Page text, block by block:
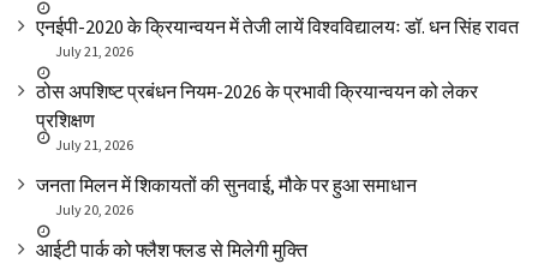
एनईपी-2020 के क्रियान्वयन में तेजी लायें विश्वविद्यालयः डॉ. धन सिंह रावत
July 21, 2026
ठोस अपशिष्ट प्रबंधन नियम-2026 के प्रभावी क्रियान्वयन को लेकर
प्रशिक्षण
July 21, 2026
जनता मिलन में शिकायतों की सुनवाई, मौके पर हुआ समाधान
July 20, 2026
आईटी पार्क को फ्लैश फ्लड से मिलेगी मुक्ति